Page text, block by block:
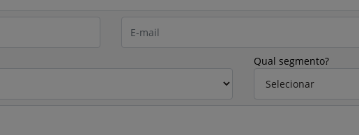
Qual segmento?